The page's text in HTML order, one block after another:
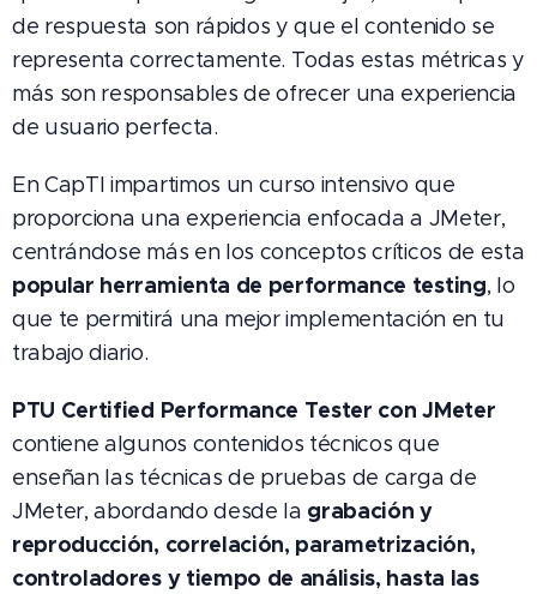
de respuesta son rápidos y que el contenido se
representa correctamente. Todas estas métricas y
más son responsables de ofrecer una experiencia
de usuario perfecta.
En CapTI impartimos un curso intensivo que
proporciona una experiencia enfocada a JMeter,
centrándose más en los conceptos críticos de esta
popular herramienta de performance testing, lo
que te permitirá una mejor implementación en tu
trabajo diario.
PTU Certified Performance Tester con JMeter
contiene algunos contenidos técnicos que
enseñan las técnicas de pruebas de carga de
JMeter, abordando desde la grabación y
reproducción, correlación, parametrización,
controladores y tiempo de análisis, hasta las